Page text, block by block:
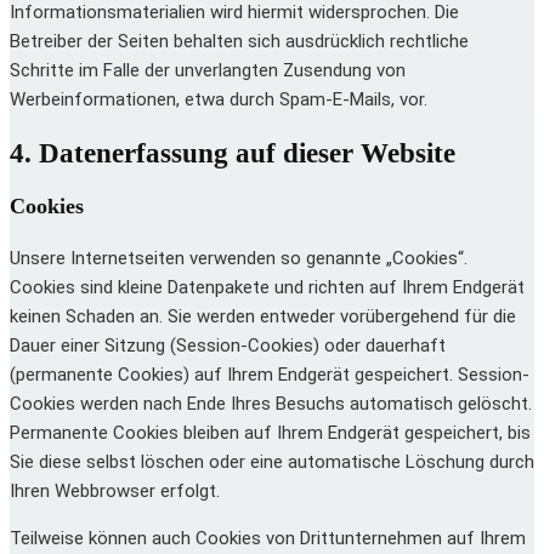
Informationsmaterialien wird hiermit widersprochen. Die
Betreiber der Seiten behalten sich ausdrücklich rechtliche
Schritte im Falle der unverlangten Zusendung von
Werbeinformationen, etwa durch Spam-E-Mails, vor.
4. Datenerfassung auf dieser Website
Cookies
Unsere Internetseiten verwenden so genannte „Cookies“.
Cookies sind kleine Datenpakete und richten auf Ihrem Endgerät
keinen Schaden an. Sie werden entweder vorübergehend für die
Dauer einer Sitzung (Session-Cookies) oder dauerhaft
(permanente Cookies) auf Ihrem Endgerät gespeichert. Session-
Cookies werden nach Ende Ihres Besuchs automatisch gelöscht.
Permanente Cookies bleiben auf Ihrem Endgerät gespeichert, bis
Sie diese selbst löschen oder eine automatische Löschung durch
Ihren Webbrowser erfolgt.
Teilweise können auch Cookies von Drittunternehmen auf Ihrem